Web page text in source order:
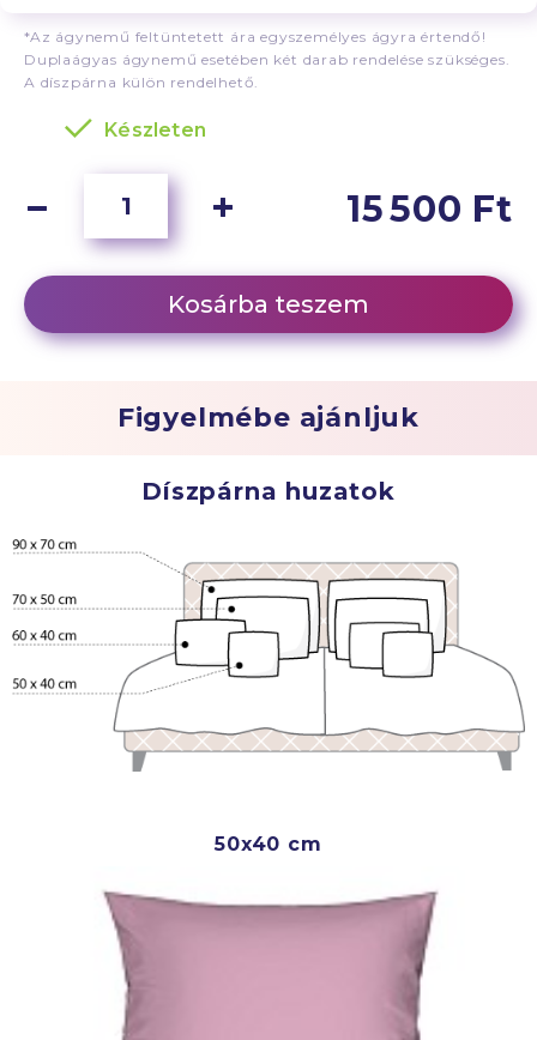
*Az ágynemű feltüntetett ára egyszemélyes ágyra értendő!
Duplaágyas ágynemű esetében két darab rendelése szükséges.
A díszpárna külön rendelhető.
Készleten
15 500 Ft
Kosárba teszem
Figyelmébe ajánljuk
Díszpárna huzatok
50x40 cm